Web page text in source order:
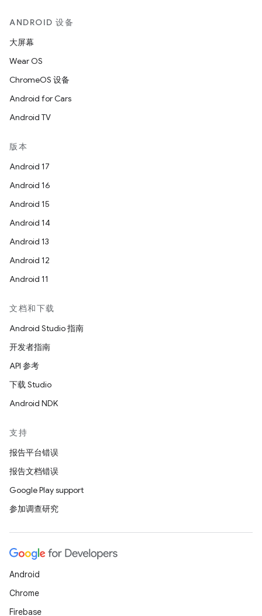
ANDROID 设备
大屏幕
Wear OS
ChromeOS 设备
Android for Cars
Android TV
版本
Android 17
Android 16
Android 15
Android 14
Android 13
Android 12
Android 11
文档和下载
Android Studio 指南
开发者指南
API 参考
下载 Studio
Android NDK
支持
报告平台错误
报告文档错误
Google Play support
参加调查研究
Android
Chrome
Firebase